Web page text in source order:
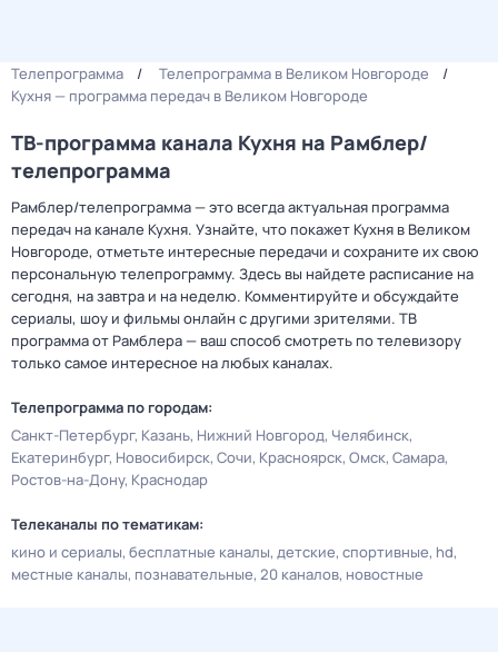
Телепрограмма
Телепрограмма в Великом Новгороде
Кухня — программа передач в Великом Новгороде
ТВ-программа канала Кухня на Рамблер/
телепрограмма
Рамблер/телепрограмма — это всегда актуальная программа
передач на канале Кухня. Узнайте, что покажет Кухня в Великом
Новгороде, отметьте интересные передачи и сохраните их свою
персональную телепрограмму. Здесь вы найдете расписание на
сегодня, на завтра и на неделю. Комментируйте и обсуждайте
сериалы, шоу и фильмы онлайн с другими зрителями. ТВ
программа от Рамблера — ваш способ смотреть по телевизору
только самое интересное на любых каналах.
Телепрограмма по городам:
Санкт-Петербург Казань Нижний Новгород Челябинск
Екатеринбург Новосибирск Сочи Красноярск Омск Самара
Ростов-на-Дону Краснодар
Телеканалы по тематикам:
кино и сериалы бесплатные каналы детские спортивные hd
местные каналы познавательные 20 каналов новостные